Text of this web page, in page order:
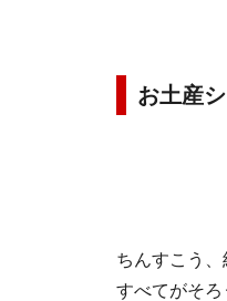
お土産
ちんすこう
すべてがそ